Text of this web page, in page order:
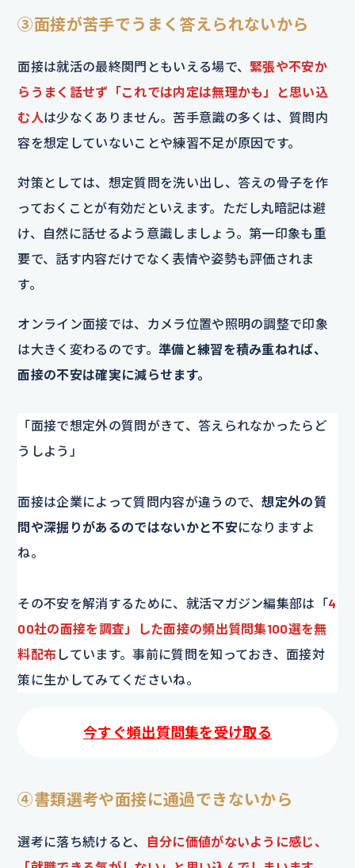
③面接が苦手でうまく答えられないから
面接は就活の最終関門ともいえる場で、 緊張や不安か
らうまく話せず「これでは内定は無理かも」と思い込
む人 は少なくありません。苦手意識の多くは、質問内
容を想定していないことや練習不足が原因です。
対策としては、想定質問を洗い出し、答えの骨子を作
っておくことが有効だといえます。ただし丸暗記は避
け、自然に話せるよう意識しましょう。第一印象も重
要で、話す内容だけでなく表情や姿勢も評価されま
す。
オンライン面接では、カメラ位置や照明の調整で印象
は大きく変わるのです。 準備と練習を積み重ねれば、
面接の不安は確実に減らせます。
「面接で想定外の質問がきて、答えられなかったらど
うしよう」
面接は企業によって質問内容が違うので、想定外の質
問や深掘りがあるのではないかと不安になりますよ
ね。
その不安を解消するために、就活マガジン編集部は「4
00社の面接を調査」した面接の頻出質問集100選を無
料配布 しています。事前に質問を知っておき、面接対
策に生かしてみてくださいね。
今すぐ頻出質問集を受け取る
④書類選考や面接に通過できないから
選考に落ち続けると、
自分に価値がないように感じ、